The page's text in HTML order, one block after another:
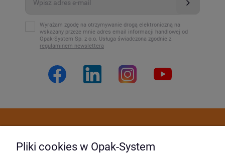
Wyrażam zgodę na otrzymywanie drogą elektroniczną na
wskazany przeze mnie adres email informacji handlowej od
Opak-System Sp. z o.o. Usługa świadczona zgodnie z
regulaminem newslettera
Pliki cookies w Opak-System